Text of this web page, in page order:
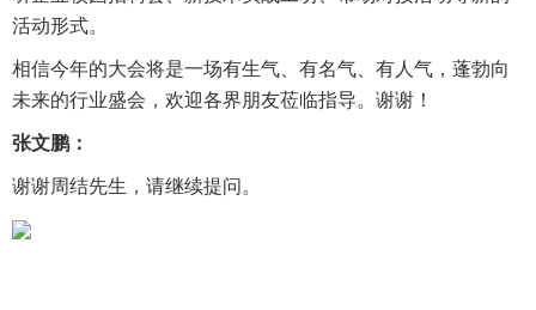
活动形式。
相信今年的大会将是一场有生气、有名气、有人气，蓬勃向
未来的行业盛会，欢迎各界朋友莅临指导。谢谢！
张文鹏：
谢谢周结先生，请继续提问。